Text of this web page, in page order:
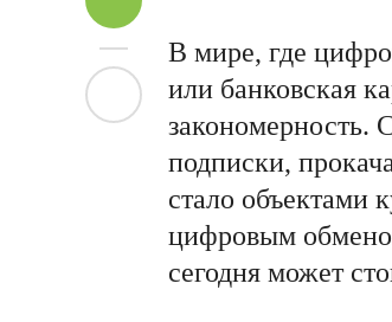
В мире, где
или банковская
закономерность.
подписки,
стало объектами
цифровым
сегодня может